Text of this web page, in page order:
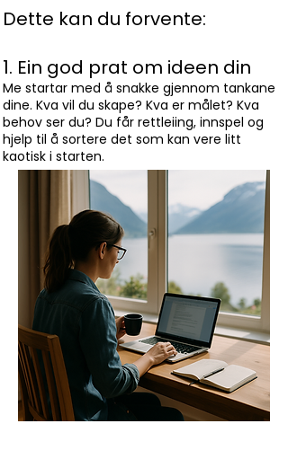
Dette kan du forvente:
1. Ein god prat om ideen din
Me startar med å snakke gjennom tankane
dine. Kva vil du skape? Kva er målet? Kva
behov ser du? Du får rettleiing, innspel og
hjelp til å sortere det som kan vere litt
kaotisk i starten.